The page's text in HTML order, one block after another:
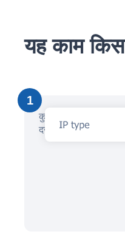
यह काम
1
कुछ ही मिनटों में, AI
दर्जनों स्थानीय IP